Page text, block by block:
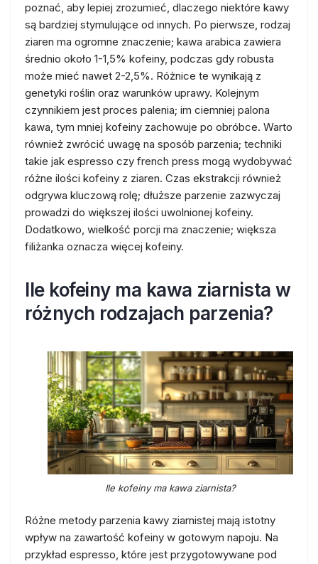
poznać, aby lepiej zrozumieć, dlaczego niektóre kawy
są bardziej stymulujące od innych. Po pierwsze, rodzaj
ziaren ma ogromne znaczenie; kawa arabica zawiera
średnio około 1-1,5% kofeiny, podczas gdy robusta
może mieć nawet 2-2,5%. Różnice te wynikają z
genetyki roślin oraz warunków uprawy. Kolejnym
czynnikiem jest proces palenia; im ciemniej palona
kawa, tym mniej kofeiny zachowuje po obróbce. Warto
również zwrócić uwagę na sposób parzenia; techniki
takie jak espresso czy french press mogą wydobywać
różne ilości kofeiny z ziaren. Czas ekstrakcji również
odgrywa kluczową rolę; dłuższe parzenie zazwyczaj
prowadzi do większej ilości uwolnionej kofeiny.
Dodatkowo, wielkość porcji ma znaczenie; większa
filiżanka oznacza więcej kofeiny.
Ile kofeiny ma kawa ziarnista w
różnych rodzajach parzenia?
Ile kofeiny ma kawa ziarnista?
Różne metody parzenia kawy ziarnistej mają istotny
wpływ na zawartość kofeiny w gotowym napoju. Na
przykład espresso, które jest przygotowywane pod